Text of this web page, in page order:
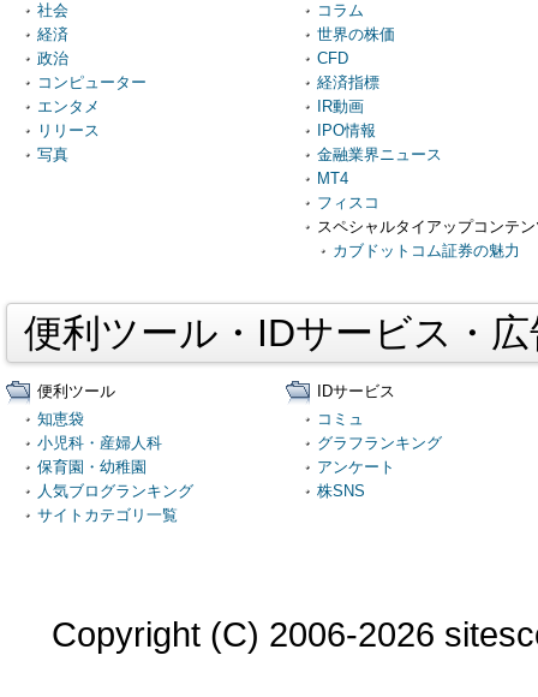
社会
経済
政治
コンピューター
エンタメ
リリース
写真
コラム
世界の株価
CFD
経済指標
IR動画
IPO情報
金融業界ニュース
MT4
フィスコ
スペシャルタイアップコンテ
カブドットコム証券の魅力
便利ツール・IDサービス・
便利ツール
知恵袋
小児科・産婦人科
保育園・幼稚園
人気ブログランキング
サイトカテゴリ一覧
IDサービス
コミュ
グラフランキング
アンケート
株SNS
Copyright (C) 2006-2026